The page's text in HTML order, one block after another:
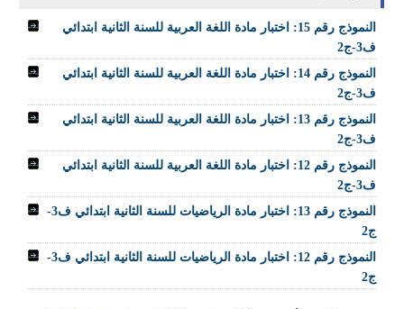
النموذج رقم 15: اختبار مادة اللغة العربية للسنة الثانية ابتدائي
ف3-ج2
النموذج رقم 14: اختبار مادة اللغة العربية للسنة الثانية ابتدائي
ف3-ج2
النموذج رقم 13: اختبار مادة اللغة العربية للسنة الثانية ابتدائي
ف3-ج2
النموذج رقم 12: اختبار مادة اللغة العربية للسنة الثانية ابتدائي
ف3-ج2
النموذج رقم 13: اختبار مادة الرياضيات للسنة الثانية ابتدائي ف3-
ج2
النموذج رقم 12: اختبار مادة الرياضيات للسنة الثانية ابتدائي ف3-
ج2